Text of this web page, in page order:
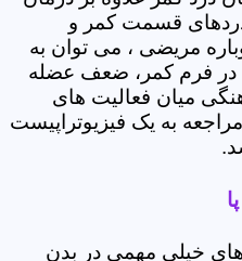
قسمت کمر و
مریضی ، می توان به
در فرم کمر، ضعف عضله
میان فعالیت های
به یک فیزیوتراپیست
خیلی مهمی در بدن